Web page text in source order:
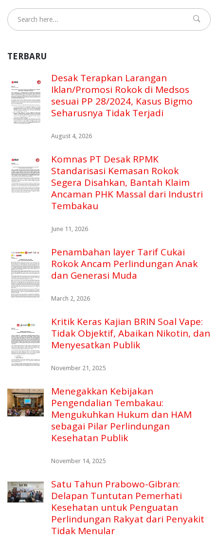
TERBARU
Desak Terapkan Larangan
Iklan/Promosi Rokok di Medsos
sesuai PP 28/2024, Kasus Bigmo
Seharusnya Tidak Terjadi
August 4, 2026
Komnas PT Desak RPMK
Standarisasi Kemasan Rokok
Segera Disahkan, Bantah Klaim
Ancaman PHK Massal dari Industri
Tembakau
June 11, 2026
Penambahan layer Tarif Cukai
Rokok Ancam Perlindungan Anak
dan Generasi Muda
March 2, 2026
Kritik Keras Kajian BRIN Soal Vape:
Tidak Objektif, Abaikan Nikotin, dan
Menyesatkan Publik
November 21, 2025
Menegakkan Kebijakan
Pengendalian Tembakau:
Mengukuhkan Hukum dan HAM
sebagai Pilar Perlindungan
Kesehatan Publik
November 14, 2025
Satu Tahun Prabowo-Gibran:
Delapan Tuntutan Pemerhati
Kesehatan untuk Penguatan
Perlindungan Rakyat dari Penyakit
Tidak Menular